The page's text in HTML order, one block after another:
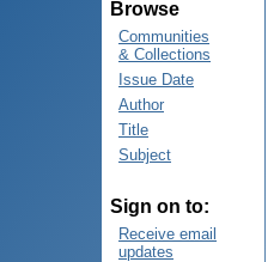
Browse
Communities
& Collections
Issue Date
Author
Title
Subject
Sign on to:
Receive email
updates